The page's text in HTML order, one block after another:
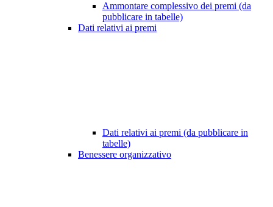
Ammontare complessivo dei premi (da
pubblicare in tabelle)
Dati relativi ai premi
Dati relativi ai premi (da pubblicare in
tabelle)
Benessere organizzativo